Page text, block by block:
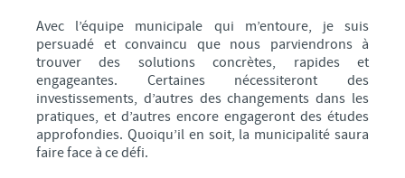
Avec l’équipe municipale qui m’entoure, je suis
persuadé et convaincu que nous parviendrons à
trouver des solutions concrètes, rapides et
engageantes. Certaines nécessiteront des
investissements, d’autres des changements dans les
pratiques, et d’autres encore engageront des études
approfondies. Quoiqu’il en soit, la municipalité saura
faire face à ce défi.